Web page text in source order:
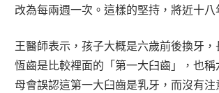
改為每兩週一次。這樣的堅持，將近十八
王醫師表示，孩子大概是六歲前後換牙
恆齒是比較裡面的「第一大臼齒」，也
母會誤認這第一大臼齒是乳牙，而沒有